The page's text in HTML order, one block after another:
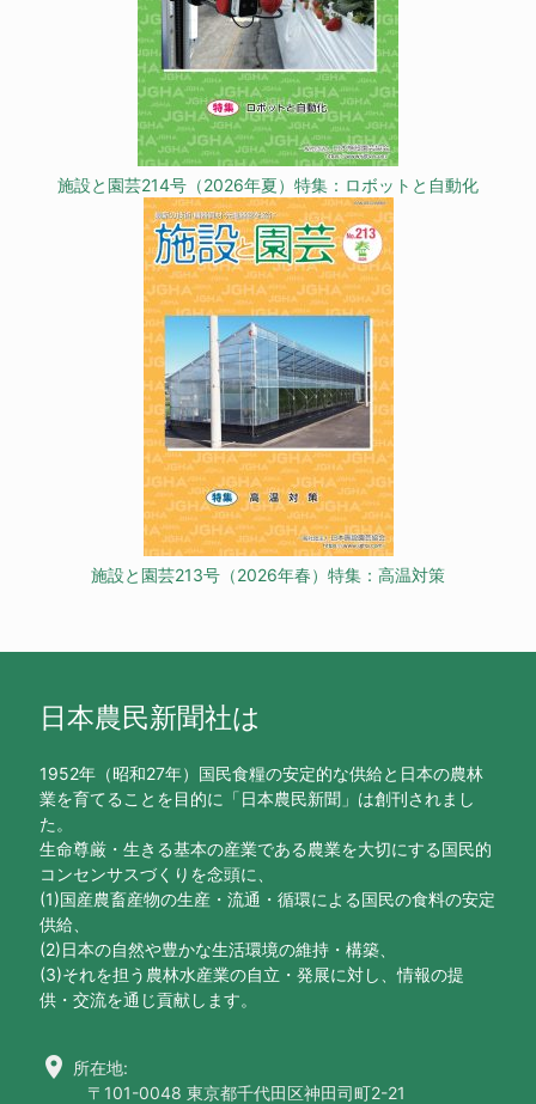
施設と園芸214号（2026年夏）特集：ロボットと自動化
施設と園芸213号（2026年春）特集：高温対策
日本農民新聞社は
1952年（昭和27年）国民食糧の安定的な供給と日本の農林
業を育てることを目的に「日本農民新聞」は創刊されまし
た。
生命尊厳・生きる基本の産業である農業を大切にする国民的
コンセンサスづくりを念頭に、
(1)国産農畜産物の生産・流通・循環による国民の食料の安定
供給、
(2)日本の自然や豊かな生活環境の維持・構築、
(3)それを担う農林水産業の自立・発展に対し、情報の提
供・交流を通じ貢献します。
location_on 所在地:
〒101-0048 東京都千代田区神田司町2-21